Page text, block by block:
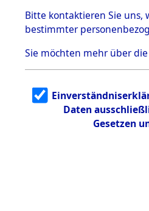
5.3.1 Alliierte
Erhebungen
zu
Todesmärsch
en
5.3.2
g
5.3.3
Todesmärsch
Bitte kontaktieren Sie uns,
bestimmter
Sie möchten mehr über
Daten
Gesetzen